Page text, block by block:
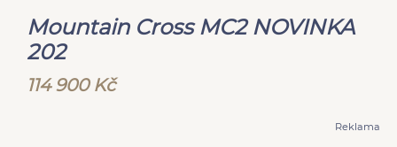
Mountain Cross MC2 NOVINKA
202
114 900 Kč
Reklama